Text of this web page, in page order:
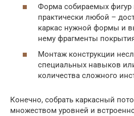
Форма собираемых
практически любой –
каркас нужной формы и
нему фрагменты
Монтаж конструкции
специальных навыков
количества сложного
Конечно, собрать каркасный
множеством уровней и